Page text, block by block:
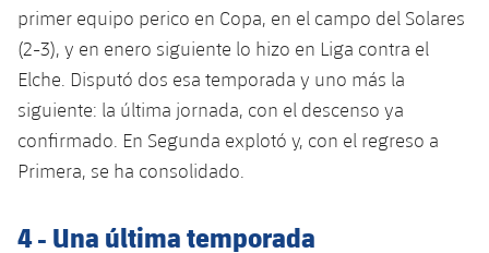
Jugadores
Fotos
Historia
Palmarés
Clasificaciones
Juvenil
Infantil
Alevín
Noticias
plusicon
más
Actualidad
Masculino
Baloncesto en silla de ruedas
plusicon
más
Hockey sobre hielo
plusicon
más
Hockey hierba
plusicon
más
primer equipo perico en Copa, en el campo del Solares
(2-3), y en enero siguiente lo hizo en Liga contra el
Elche. Disputó dos esa temporada y uno más la
siguiente: la última jornada, con el descenso ya
confirmado. En Segunda explotó y, con el regreso a
Primera, se ha consolidado.
4 - Una última temporada